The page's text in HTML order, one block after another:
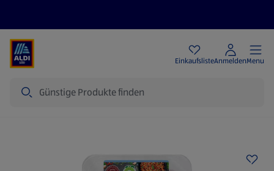
EinkaufslisteAnmeldenMenu